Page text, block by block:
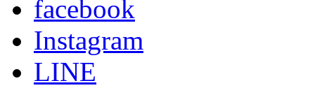
facebook
Instagram
LINE